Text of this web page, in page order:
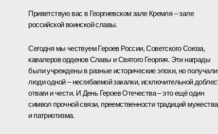
Приветствую вас в Георгиевском зале Кремля – зале
российской воинской славы.
Сегодня мы чествуем Героев России, Советского Союза,
кавалеров орденов Славы и Святого Георгия. Эти награды
были учреждены в разные исторические эпохи, но
люди одной – несгибаемой закалки, исключительной
отваги и чести. И День Героев Отечества – это ещё один
символ прочной связи, преемственности традиций мужества
и патриотизма.